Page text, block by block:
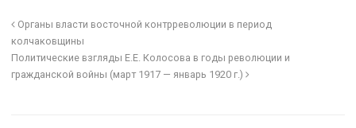
Органы власти восточной контрреволюции в период
колчаковщины
Политические взгляды Е.Е. Колосова в годы революции и
гражданской войны (март 1917 — январь 1920 г.)